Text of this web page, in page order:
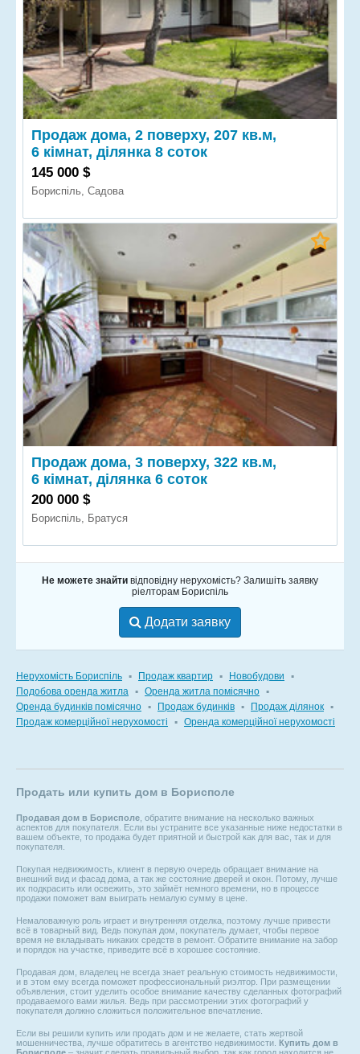
Продаж дома, 2 поверху, 207 кв.м,
6 кімнат, ділянка 8 соток
145 000 $
Бориспіль, Садова
Продаж дома, 3 поверху, 322 кв.м,
6 кімнат, ділянка 6 соток
200 000 $
Бориспіль, Братуся
Не можете знайти відповідну нерухомість? Залишіть заявку
ріелторам Бориспіль
Додати заявку
Нерухомість Бориспіль ▪ Продаж квартир ▪ Новобудови
▪
Подобова оренда житла
▪ Оренда житла помісячно ▪
Оренда будинків помісячно ▪ Продаж будинків ▪ Продаж ділянок ▪
Продаж комерційної нерухомості
▪ Оренда комерційної нерухомості
Продать или купить дом в Борисполе
Продавая дом в Борисполе , обратите внимание на несколько важных
аспектов для покупателя. Если вы устраните все указанные ниже недостатки в
вашем объекте, то продажа будет приятной и быстрой как для вас, так и для
покупателя.
Покупая недвижимость, клиент в первую очередь обращает внимание на
внешний вид и фасад дома, а так же состояние дверей и окон. Потому, лучше
их подкрасить или освежить, это займёт немного времени, но в процессе
продажи поможет вам выиграть немалую сумму в цене.
Немаловажную роль играет и внутренняя отделка, поэтому лучше привести
всё в товарный вид. Ведь покупая дом, покупатель думает, чтобы первое
время не вкладывать никаких средств в ремонт. Обратите внимание на забор
и порядок на участке, приведите всё в хорошее состояние.
Продавая дом, владелец не всегда знает реальную стоимость недвижимости,
и в этом ему всегда поможет профессиональный риэлтор. При размещении
объявления, стоит уделить особое внимание качеству сделанных фотографий
продаваемого вами жилья. Ведь при рассмотрении этих фотографий у
покупателя должно сложиться положительное впечатление.
Если вы решили купить или продать дом и не желаете, стать жертвой
мошенничества, лучше обратитесь в агентство недвижимости. Купить дом в
Борисполе – значит сделать правильный выбор, так как город находится не